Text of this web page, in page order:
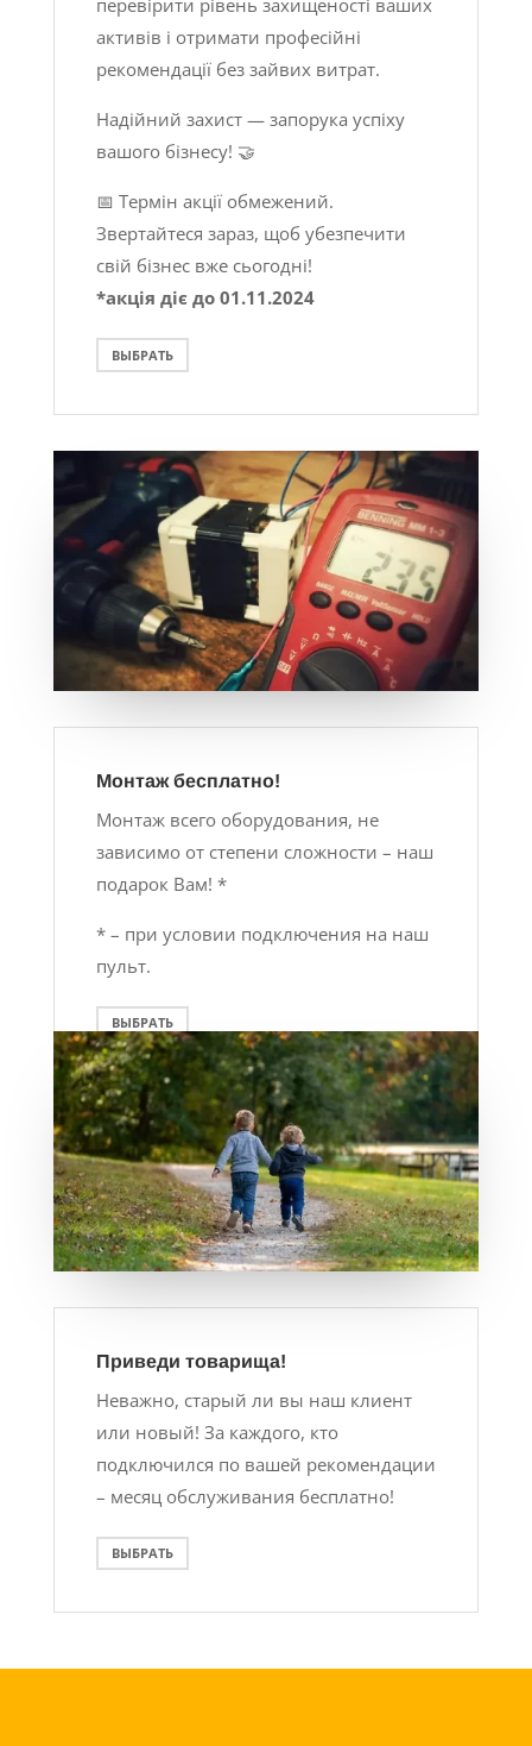
перевірити рівень захищеності ваших
активів і отримати професійні
рекомендації без зайвих витрат.
Надійний захист — запорука успіху
вашого бізнесу! 🤝
📅 Термін акції обмежений.
Звертайтеся зараз, щоб убезпечити
свій бізнес вже сьогодні!
*акція діє до 01.11.2024
ВЫБРАТЬ
Монтаж бесплатно!
Монтаж всего оборудования, не
зависимо от степени сложности – наш
подарок Вам! *
* – при условии подключения на наш
пульт.
ВЫБРАТЬ
Приведи товарища!
Неважно, старый ли вы наш клиент
или новый! За каждого, кто
подключился по вашей рекомендации
– месяц обслуживания бесплатно!
ВЫБРАТЬ